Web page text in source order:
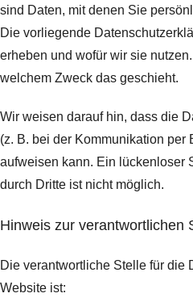
sind Daten, mit denen Sie
Die vorliegende
erheben und wofür wir sie
welchem Zweck das geschieht.
Wir weisen darauf hin, dass die
(z. B. bei der Kommunikation per
aufweisen kann. Ein lückenloser
durch Dritte ist nicht möglich.
Hinweis zur verantwortlichen
Die verantwortliche Stelle für die
Website ist: